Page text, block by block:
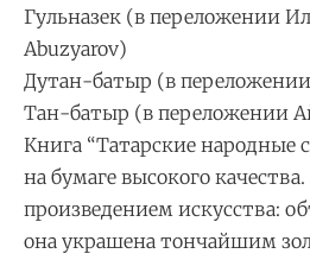
Гульназек (в переложении
Abuzyarov)
Дутан-батыр (в
Тан-батыр (в переложении
Книга “Татарские народные
на бумаге высокого
произведением искусства:
она украшена тончайшим